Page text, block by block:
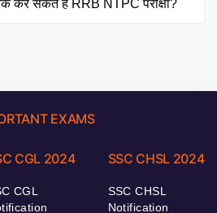
कर सकते हैं RRB NTPC परीक्षा?
EXAMS
CGL 2024
CGL
SSC CHSL 2024
SSC CHSL
Notification